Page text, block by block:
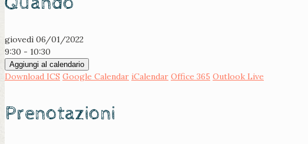
giovedì 06/01/2022
9:30 - 10:30
Aggiungi al calendario
Download ICS Google Calendar iCalendar Office 365 Outlook Live
Prenotazioni